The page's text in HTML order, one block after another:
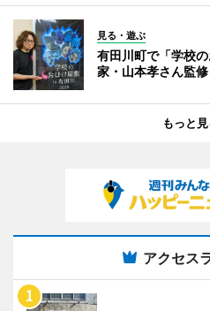
見る・遊ぶ
有田川町で「学校
家・山本孝さん監修
もっと
アクセス